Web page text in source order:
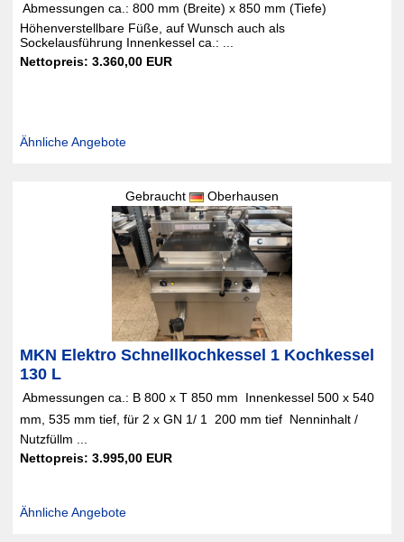
 Abmessungen ca.: 800 mm (Breite) x 850 mm (Tiefe)
Höhenverstellbare Füße, auf Wunsch auch als
Sockelausführung Innenkessel ca.: ...
Nettopreis: 3.360,00 EUR
Ähnliche Angebote
Gebraucht Oberhausen
MKN Elektro Schnellkochkessel 1 Kochkessel
130 L
 Abmessungen ca.: B 800 x T 850 mm  Innenkessel 500 x 540
mm, 535 mm tief, für 2 x GN 1/ 1  200 mm tief  Nenninhalt /
Nutzfüllm ...
Nettopreis: 3.995,00 EUR
Ähnliche Angebote